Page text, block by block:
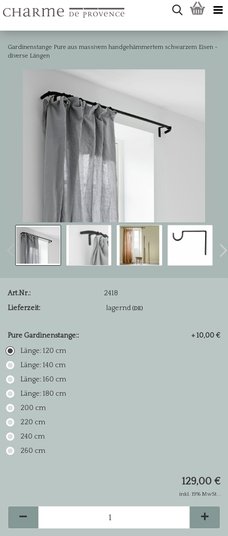
Gardinenstange Pure aus massivem handgehämmertem schwarzem Eisen -
diverse Längen
Art.Nr.:
2418
Lieferzeit:
lagernd(DE)
Pure Gardinenstange::
+ 10,00 €
Länge: 120 cm
Länge: 140 cm
Länge: 160 cm
Länge: 180 cm
200 cm
220 cm
240 cm
260 cm
129,00 €
inkl. 19% MwSt. .